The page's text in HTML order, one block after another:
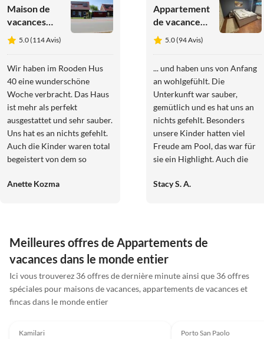
Maison de
vacances
Dat Roode
Hus 40
5.0 (114 Avis)
Wir haben im Rooden Hus
40 eine wunderschöne
Woche verbracht. Das Haus
ist mehr als perfekt
ausgestattet und sehr sauber.
Uns hat es an nichts gefehlt.
Auch die Kinder waren total
begeistert von dem so
Kinderzimmer. Sowohl der
Fragen bzw. Anliegen
jederzeit zur Verfügung.
Positiv zu erwähnen ist noch
die Nähe zum Deich und den
von den Kindern sehr lieb
gewonnenen Schafen. Alles
Anette Kozma
Appartement
de vacances
Appartement
de vacances
"Perle de la
Plage"
5.0 (94 Avis)
... und haben uns von Anfang
an wohlgefühlt. Die
Unterkunft war sauber,
gemütlich und es hat uns an
nichts gefehlt. Besonders
unsere Kinder hatten viel
Freude am Pool, das war für
sie ein Highlight. Auch die
gepasst. Die Kommunikation
können die Unterkunft auf
jeden Fall weiterempfehlen.
Stacy S. A.
Meilleures offres de Appartements de
vacances dans le monde entier
Ici vous trouverez 36 offres de dernière minute ainsi que 36 offres
spéciales pour maisons de vacances, appartements de vacances et
fincas dans le monde entier
Kamilari Porto San Paolo